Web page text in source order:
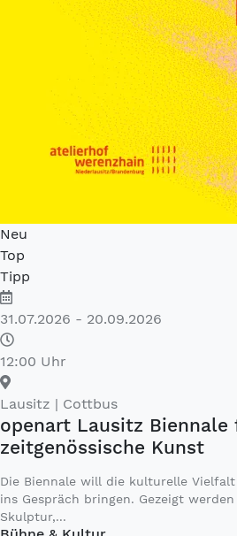
Neu
Top
Tipp
31.07.2026 - 20.09.2026
12:00 Uhr
Lausitz | Cottbus
openart Lausitz Biennale
zeitgenössische Kunst
Die Biennale will die kulturelle
ins Gespräch bringen. Gezeigt
Skulptur,...